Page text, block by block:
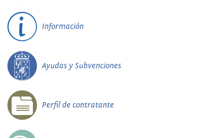
Información
Ayudas y Subvenciones
Perfil de contratante